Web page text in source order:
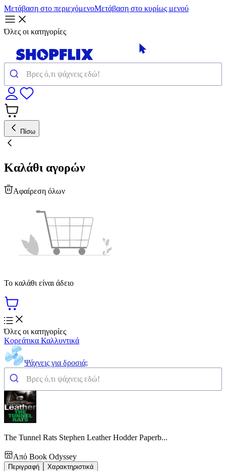
Μετάβαση στο περιεχόμενοΜετάβαση στο κυρίως μενού
Όλες οι κατηγορίες
Πίσω
Καλάθι αγορών
Αφαίρεση όλων
Το καλάθι είναι άδειο
Όλες οι κατηγορίες
Κορεάτικα Καλλυντικά
Ψάχνεις για δροσιά;
The Tunnel Rats Stephen Leather Hodder Paperb...
Από Book Odyssey
Περιγραφή Χαρακτηριστικά